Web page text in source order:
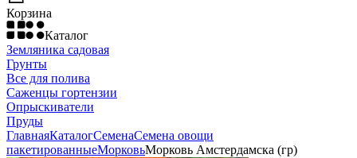
Корзина
Каталог
Земляника садовая
Грунты
Все для полива
Саженцы гортензии
Опрыскиватели
Пруды
ГлавнаяКаталогСеменаСемена овощи
пакетированныеМорковьМорковь Амстердамска (гр)